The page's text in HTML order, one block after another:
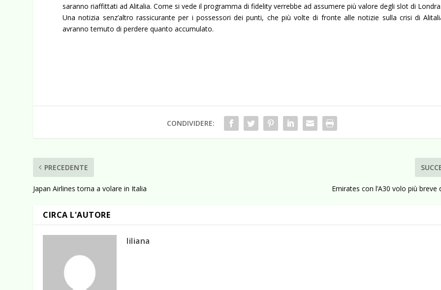
saranno riaffittati ad Alitalia. Come si vede il programma di fidelity verrebbe ad assumere più valore degli slot di Londra.
Una notizia senz’altro rassicurante per i possessori dei punti, che più volte di fronte alle notizie sulla crisi di
avranno temuto di perdere quanto accumulato.
CONDIVIDERE:
PRECEDENTE
Japan Airlines torna a volare in Italia Emirates con l’A30 volo più breve
CIRCA L'AUTORE
liliana